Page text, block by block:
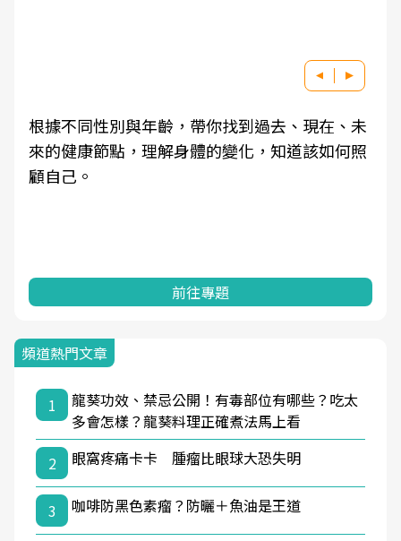
根據不同性別與年齡，帶你找到過去、現在、未
來的健康節點，理解身體的變化，知道該如何照
顧自己。
前往專題
頻道熱門文章
1
龍葵功效、禁忌公開！有毒部位有哪些？吃太
多會怎樣？龍葵料理正確煮法馬上看
2
眼窩疼痛卡卡 腫瘤比眼球大恐失明
3 咖啡防黑色素瘤？防曬＋魚油是王道